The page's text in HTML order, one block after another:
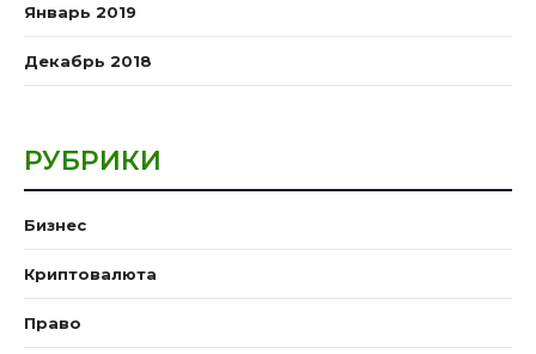
Январь 2019
Декабрь 2018
РУБРИКИ
Бизнес
Криптовалюта
Право